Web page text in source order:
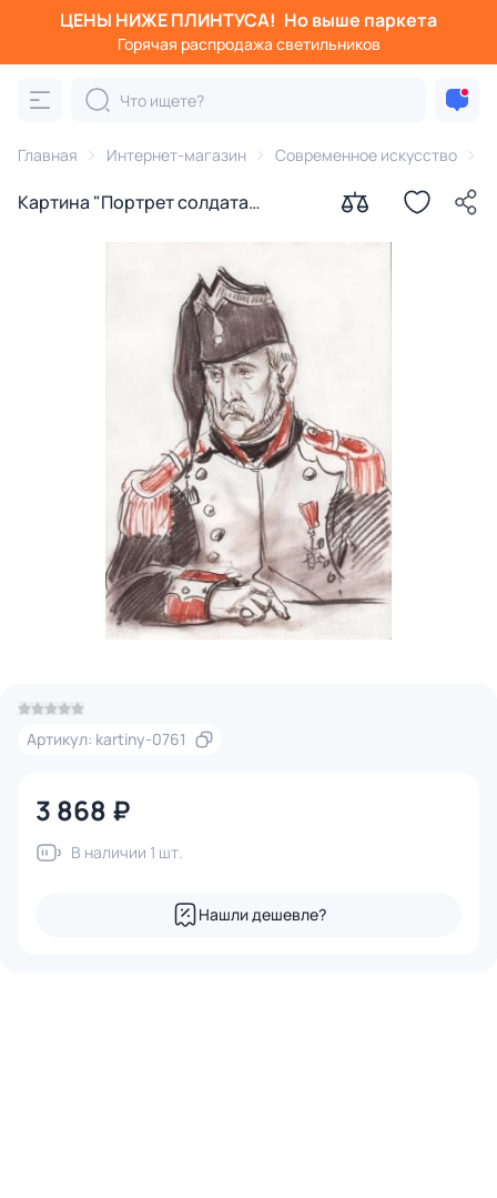
ЦЕНЫ НИЖЕ ПЛИНТУСА! Но выше паркета
Горячая распродажа светильников
Главная Интернет-магазин Современное искусство
Картина "Портрет солдата
Артикул: kartiny-0761
3 868 ₽
В наличии 1 шт.
Нашли дешевле?